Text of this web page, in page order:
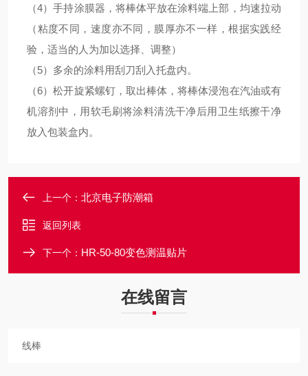
（4）手持涂膜器，将棒体平放在涂料端上部，均速拉动
（ 粘度不同，速度亦不同，膜厚亦不一样，根据实践经
验，适当的人为加以选择、调整）
（5） 多余的涂料用刮刀刮入托盘内。
（6）松开旋紧螺钉，取出棒体，将棒体浸泡在汽油或有
机溶剂中，用软毛刷将涂料清洗干净后用卫生纸擦干净
放入包装盒内。
上一个： 北京电子防潮箱
返回列表
下一个： HR-50-80变色测温贴片
在线留言